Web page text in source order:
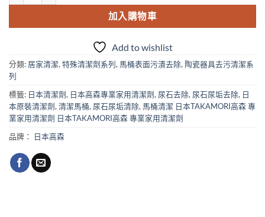
加入購物車
Add to wishlist
分類: 居家清潔,特殊清潔劑系列, 馬桶表面污漬去除, 陶瓷器具去污清潔系
列
標籤: 日本清潔劑, 日本高森專業家用清潔劑, 尿石去除, 尿石尿垢去除, 日
本原裝清潔劑,清潔馬桶, 尿石尿垢清除, 馬桶清潔 日本TAKAMORI高森 專
業家用清潔劑 日本TAKAMORI高森 專業家用清潔劑
品牌：
日本高森